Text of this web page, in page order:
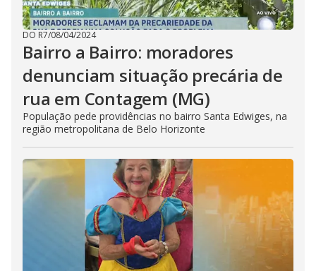
DO R7/08/04/2024
Bairro a Bairro: moradores
denunciam situação precária de
rua em Contagem (MG)
População pede providências no bairro Santa Edwiges, na
região metropolitana de Belo Horizonte